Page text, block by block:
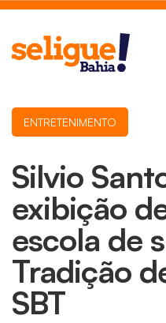
Silvio
exibição
escola de
Tradição
SBT
ENTRETENIMENTO